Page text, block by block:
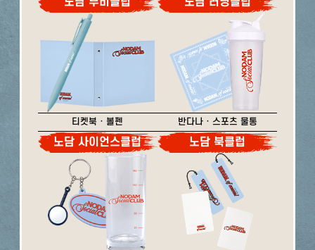
티켓북 · 볼펜 반다나 · 스포츠 물통
노담 사이언스클럽 노담 북클럽